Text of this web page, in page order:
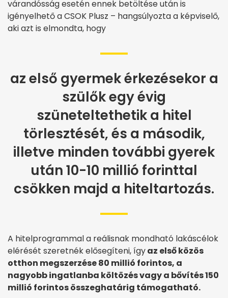
várandósság esetén ennek betöltése után is
igényelhető a CSOK Plusz – hangsúlyozta a képviselő,
aki azt is elmondta, hogy
az első gyermek érkezésekor a
szülők egy évig
szüneteltethetik a hitel
törlesztését, és a második,
illetve minden további gyerek
után 10-10 millió forinttal
csökken majd a hiteltartozás.
A hitelprogrammal a reálisnak mondható lakáscélok
elérését szeretnék elősegíteni, ígyaz első közös
otthon megszerzése 80 millió forintos, a
nagyobb ingatlanba költözés vagy a bővítés 150
millió forintos összeghatárig támogatható.